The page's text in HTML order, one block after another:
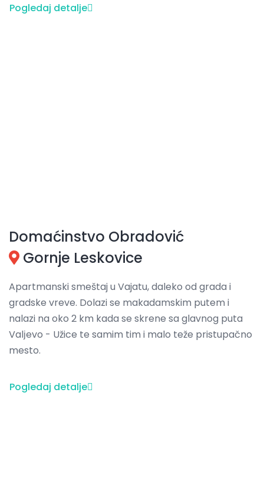
Pogledaj detalje
Domaćinstvo Obradović
Gornje Leskovice
Apartmanski smeštaj u Vajatu, daleko od grada i
gradske vreve. Dolazi se makadamskim putem i
nalazi na oko 2 km kada se skrene sa glavnog puta
Valјevo - Užice te samim tim i malo teže pristupačno
mesto.
Pogledaj detalje